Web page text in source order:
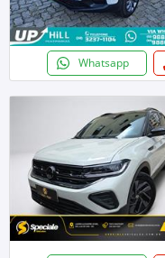
Whatsapp